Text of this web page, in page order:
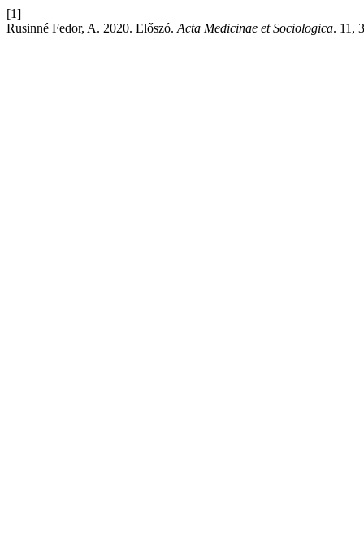
[1]
Rusinné Fedor, A. 2020. Előszó. Acta Medicinae et Sociologica. 11,